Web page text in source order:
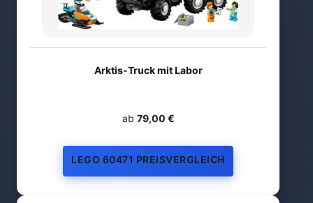
Arktis-Truck mit Labor
ab 79,00 €
LEGO 60471 PREISVERGLEICH